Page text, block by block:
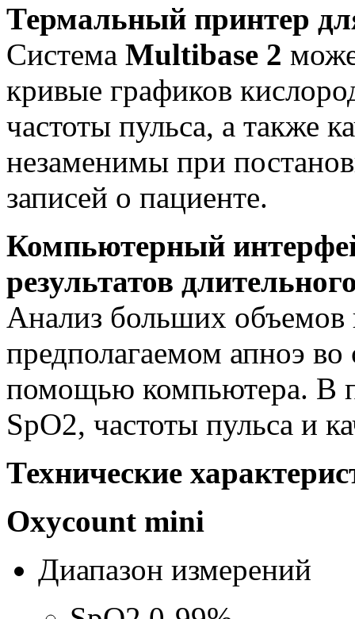
Термальный принтер
Система Multibase 2
кривые графиков
частоты пульса, а также
незаменимы при
записей о пациенте.
Компьютерный
результатов
Анализ больших
предполагаемом апноэ
помощью компьютера. В
SpO2, частоты пульса и
Технические
Oxycount mini
Диапазон измерений